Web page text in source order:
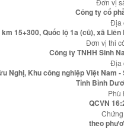
Công ty cổ
Địa
km 15+300, Quốc lộ 1a (cũ), xã
Đơn vị thi
Công ty TNHH Sinh
Địa
Nghị, Khu công nghiệp Việt Nam
Tỉnh Bình
Phù
QCVN
theo